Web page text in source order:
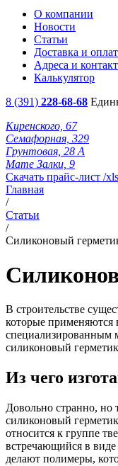
О компании
Новости
Статьи
Доставка и
Адреса и
Калькулятор
8 (391) 228-68-68
Киренского, 67
Семафорная, 329
Грунтовая, 28 А
Мате Залки, 9
Скачать прайс-лист /xls
Главная
/
Статьи
/
Силиконовый
В строительстве
которые применяются
специализированным
силиконовый
Из чего
Довольно странно, но
силиконовый
относится к группе
встречающийся в
делают полимеры,